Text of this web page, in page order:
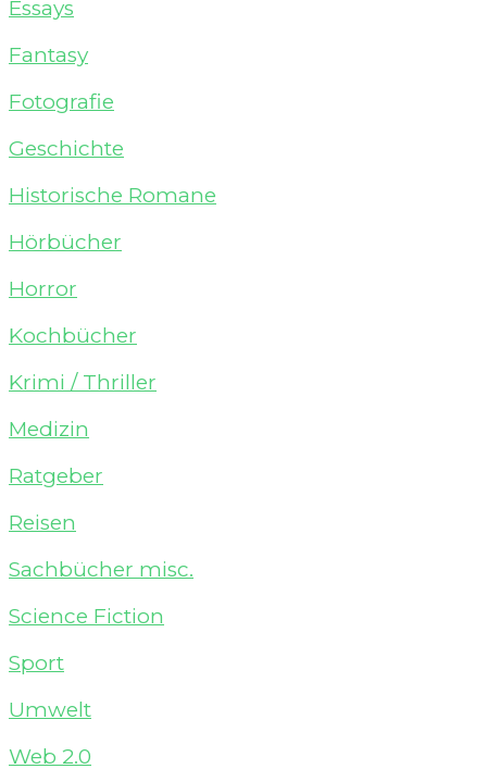
Essays
Fantasy
Fotografie
Geschichte
Historische Romane
Hörbücher
Horror
Kochbücher
Krimi / Thriller
Medizin
Ratgeber
Reisen
Sachbücher misc.
Science Fiction
Sport
Umwelt
Web 2.0